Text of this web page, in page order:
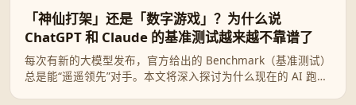
「神仙打架」还是「数字游戏」？为什么说
ChatGPT 和 Claude 的基准测试越来越不靠谱了
每次有新的大模型发布，官方给出的 Benchmark（基准测试）
总是能“遥遥领先”对手。本文将深入探讨为什么现在的 AI 跑分